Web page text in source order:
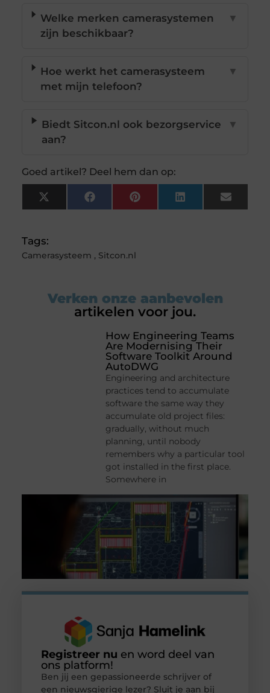
Welke merken camerasystemen
zijn beschikbaar?
▼
Hoe werkt het camerasysteem
met mijn telefoon?
▼
Biedt Sitcon.nl ook bezorgservice
aan?
▼
Goed artikel? Deel hem dan op:
X
(Twitter)
FacebookPinterestLinkedInEmail
Tags:
Camerasysteem , Sitcon.nl
Verken onze aanbevolen
artikelen voor jou.
How Engineering Teams
Are Modernising Their
Software Toolkit Around
AutoDWG
Engineering and architecture
practices tend to accumulate
software the same way they
accumulate old project files:
gradually, without much
planning, until nobody
remembers why a particular tool
got installed in the first place.
Somewhere in
Registreer nu en word deel van
ons platform!
Ben jij een gepassioneerde schrijver of
een nieuwsgierige lezer? Sluit je aan bij